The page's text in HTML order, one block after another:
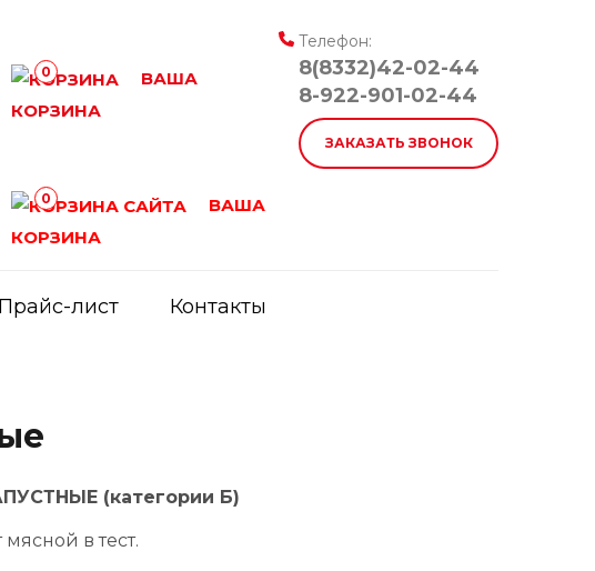
ВАША
КОРЗИНА
0
ВАША
КОРЗИНА
0
Телефон:
8(8332)42-02-44
8-922-901-02-44
ЗАКАЗАТЬ ЗВОНОК
Прайс-лист Контакты
(категории Б)
в тест.